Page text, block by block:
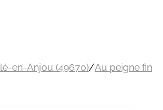
en-Anjou (49670)/Au peigne fin